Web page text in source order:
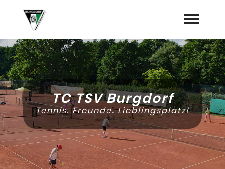
Startseite
Neues vom Tennisweg
Termine
Vorstand
Sponsoren
TC TSV Burgdorf
Tennis. Freunde. Lieblingsplatz!